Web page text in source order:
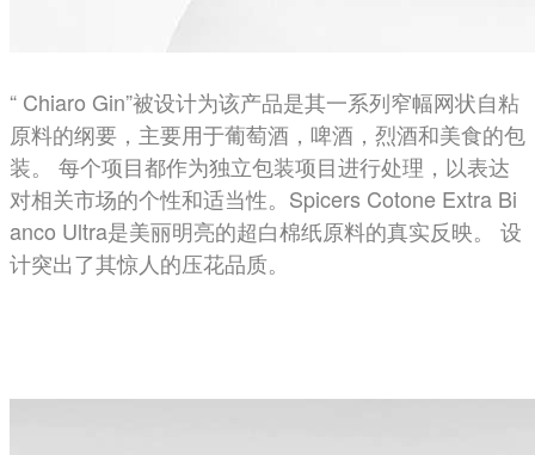
“ Chiaro Gin”被设计为该产品是其一系列窄幅网状自粘
原料的纲要，主要用于葡萄酒，啤酒，烈酒和美食的包
装。 每个项目都作为独立包装项目进行处理，以表达
对相关市场的个性和适当性。 Spicers Cotone Extra Bi
anco Ultra是美丽明亮的超白棉纸原料的真实反映。 设
计突出了其惊人的压花品质。